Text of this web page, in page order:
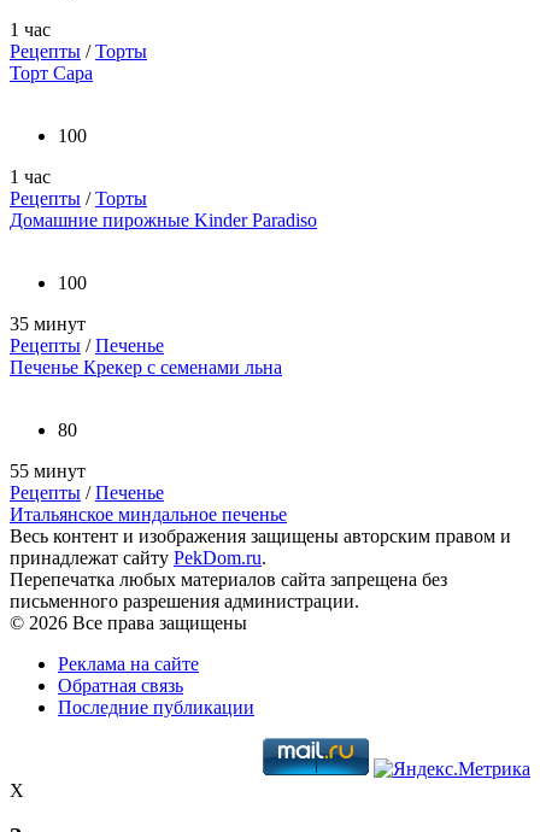
1 час
Рецепты /Торты
Торт Сара
100
1 час
Рецепты /Торты
Домашние пирожные Kinder Paradiso
100
35 минут
Рецепты /Печенье
Печенье Крекер с семенами льна
80
55 минут
Рецепты /Печенье
Итальянское миндальное печенье
Весь контент и изображения защищены авторским правом и
принадлежат сайту PekDom.ru.
Перепечатка любых материалов сайта запрещена без
письменного разрешения администрации.
© 2026 Все права защищены
Реклама на сайте
Обратная связь
Последние публикации
X